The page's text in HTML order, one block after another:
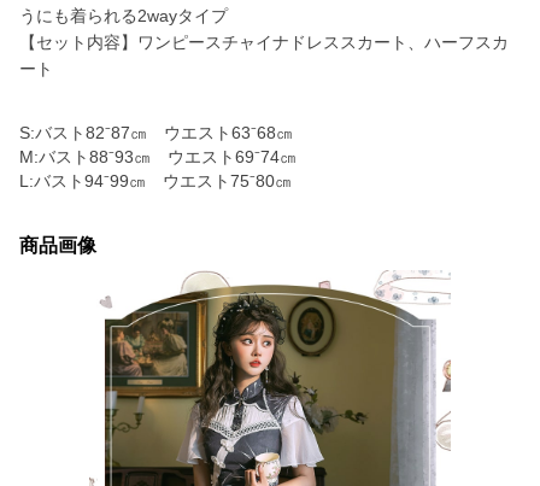
うにも着られる2wayタイプ
【セット内容】ワンピースチャイナドレススカート、ハーフスカ
ート
S:バスト82⁻87㎝ ウエスト63⁻68㎝
M:バスト88⁻93㎝ ウエスト69⁻74㎝
L:バスト94⁻99㎝ ウエスト75⁻80㎝
商品画像